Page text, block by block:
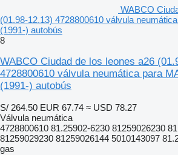
WABCO
(01.98-12.13) 4728800610 válvula
(1991-) autobús
8
WABCO Ciudad de los leones a26
4728800610 válvula neumática para
(1991-) autobús
S/ 264.50 EUR 67.74 ≈ USD 78.27
Válvula neumática
4728800610 81.25902-6230 81259026230
81259029230 81259026144 5010143097
gas